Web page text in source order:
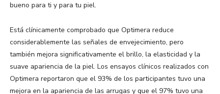
bueno para ti y para tu piel.
Está clínicamente comprobado que Optimera reduce
considerablemente las señales de envejecimiento, pero
también mejora significativamente el brillo, la elasticidad y la
suave apariencia de la piel. Los ensayos clínicos realizados con
Optimera reportaron que el 93% de los participantes tuvo una
mejora en la apariencia de las arrugas y que el 97% tuvo una